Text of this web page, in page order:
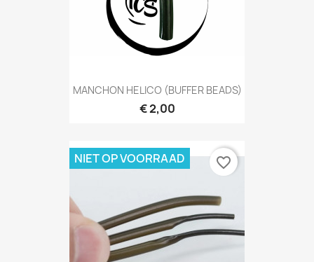
MANCHON HELICO (BUFFER BEADS)
€ 2,00
NIET OP VOORRAAD favorite_border